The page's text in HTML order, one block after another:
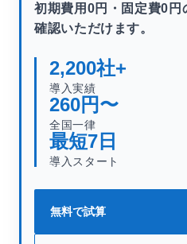
初期費用0円・固定費0円
確認いただけます。
2,200社+
導入実績
260円〜
全国一律
最短7 日
導入スタート
無料で試算